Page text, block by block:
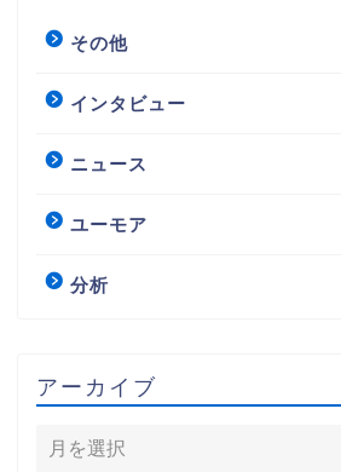
その他
インタビュー
ニュース
ユーモア
分析
アーカイブ